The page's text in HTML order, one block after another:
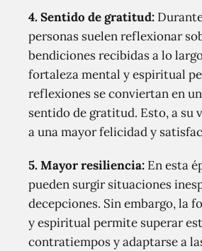
4.Sentido de gratitud:
personas suelen reflexionar
bendiciones recibidas a lo
fortaleza mental y espiritual
reflexiones se conviertan en
sentido de gratitud. Esto, a su
a una mayor felicidad y
5.Mayor resiliencia: En esta
pueden surgir situaciones
decepciones. Sin embargo, la
y espiritual permite superar
contratiempos y adaptarse a